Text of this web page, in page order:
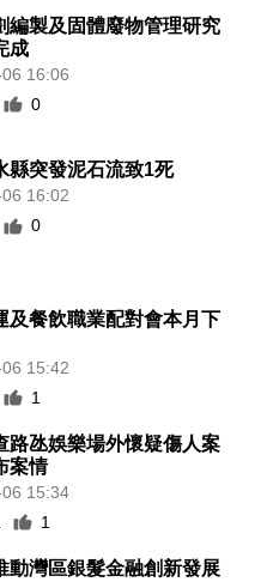
編製及固體廢物管理研究
成
16:06
0
縣突發泥石流致1死
16:02
0
及餐飲職業配對會本月下
15:42
1
路氹娛樂場外懷疑傷人案
案情
15:34
1
動灣區銀髮金融創新發展